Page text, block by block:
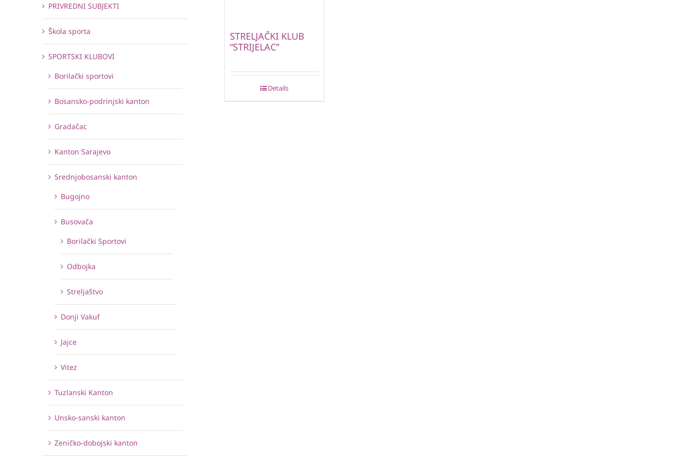
STRELJAČKI KLUB
“STRIJELAC”
Details
PRIVREDNI SUBJEKTI
Škola sporta
SPORTSKI KLUBOVI
Borilački sportovi
Bosansko-podrinjski kanton
Gradačac
Kanton Sarajevo
Srednjobosanski kanton
Bugojno
Busovača
Borilački Sportovi
Odbojka
Streljaštvo
Donji Vakuf
Jajce
Vitez
Tuzlanski Kanton
Unsko-sanski kanton
Zeničko-dobojski kanton